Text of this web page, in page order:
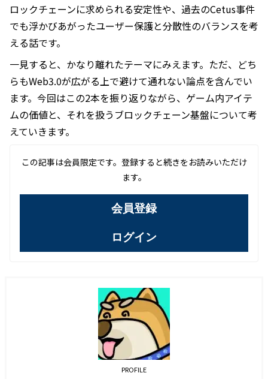
ロックチェーンに求められる安定性や、過去のCetus事件
でも浮かびあがったユーザー保護と分散性のバランスを考
える話です。
一見すると、かなり離れたテーマにみえます。ただ、どち
らもWeb3.0が広がる上で避けて通れない論点を含んでい
ます。今回はこの2本を振り返りながら、ゲーム内アイテ
ムの価値と、それを扱うブロックチェーン基盤について考
えていきます。
この記事は会員限定です。登録すると続きをお読みいただけ
ます。
会員登録
ログイン
PROFILE